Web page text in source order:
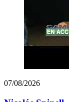
07/08/2026